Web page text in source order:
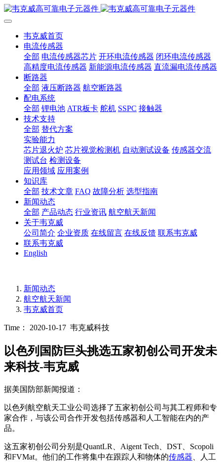
韦克威首页
电流传感器
全部 电流传感器芯片 开环电流传感器 闭环电流传感器
高精度电流传感器 新能源电流传感器 直流漏电流传感器
断路器
全部 液压断路器 航空断路器
配电系统
全部 锂电池 ATR板卡 舵机 SSPC 接触器
技术支持
全部 替代方案
实验能力
芯片退火炉 芯片视觉检测机 自动测试设备 传感器交流
测试台 检测设备
应用领域 应用案例
知识库
全部 技术文章 FAQ 故障分析 选型指南
新闻动态
全部 产品动态 行业资讯 航空航天新闻
关于韦克威
公司简介 企业资质 在线留言 在线反馈 联系韦克威
联系韦克威
English
新闻动态
航空航天新闻
韦克威首页
Time： 2020-10-17 韦克威科技
以色列国防巨头挑选五家初创公司开发未
来科技-韦克威
据美国防部新闻报道：
以色列航空航天工业公司选择了五家初创公司与其工程师和专
家合作，与该公司合作开发包括传感器和人工智能在内的产
品。
这五家初创公司分别是QuantLR、Aigent Tech、DST、Scopoli
和FVMat。他们的工作将集中在跟踪人和物体的传感器 、人工